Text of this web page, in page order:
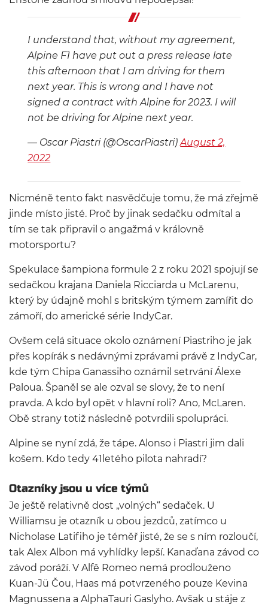
I understand that, without my agreement,
Alpine F1 have put out a press release late
this afternoon that I am driving for them
next year. This is wrong and I have not
signed a contract with Alpine for 2023. I will
not be driving for Alpine next year.
— Oscar Piastri (@OscarPiastri)August 2,
2022
Nicméně tento fakt nasvědčuje tomu, že má zřejmě
jinde místo jisté. Proč by jinak sedačku odmítal a
tím se tak připravil o angažmá v královně
motorsportu?
Spekulace šampiona formule 2 z roku 2021 spojují se
sedačkou krajana Daniela Ricciarda u McLarenu,
který by údajně mohl s britským týmem zamířit do
zámoří, do americké série IndyCar.
Ovšem celá situace okolo oznámení Piastriho je jak
přes kopírák s nedávnými zprávami právě z IndyCar,
kde tým Chipa Ganassiho oznámil setrvání Álexe
Paloua. Španěl se ale ozval se slovy, že to není
pravda. A kdo byl opět v hlavní roli? Ano, McLaren.
Obě strany totiž následně potvrdili spolupráci.
Alpine se nyní zdá, že tápe. Alonso i Piastri jim dali
košem. Kdo tedy 41letého pilota nahradí?
Otazníky jsou u více týmů
Je ještě relativně dost „volných“ sedaček. U
Williamsu je otazník u obou jezdců, zatímco u
Nicholase Latifiho je téměř jisté, že se s ním rozloučí,
tak Alex Albon má vyhlídky lepší. Kanaďana závod co
závod poráží. V Alfě Romeo nemá prodlouženo
Kuan-Jü Čou, Haas má potvrzeného pouze Kevina
Magnussena a AlphaTauri Gaslyho. Avšak u stáje z